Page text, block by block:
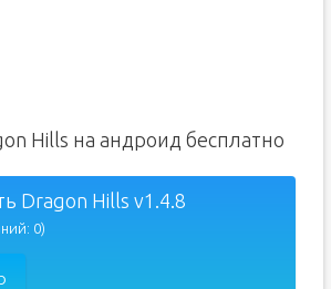
Hills на андроид бесплатно
Dragon Hills v1.4.8
0)